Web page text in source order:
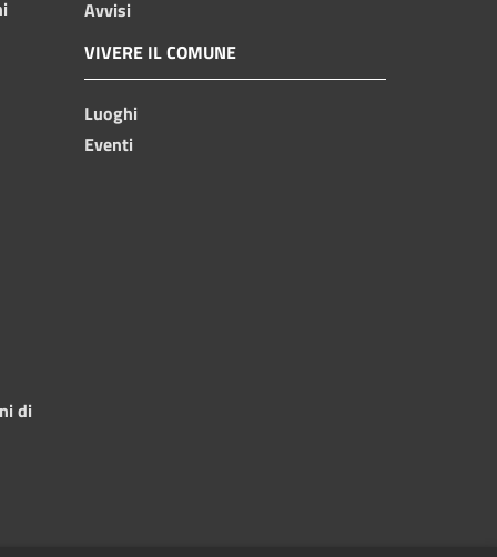
Avvisi
VIVERE IL COMUNE
Luoghi
Eventi
di